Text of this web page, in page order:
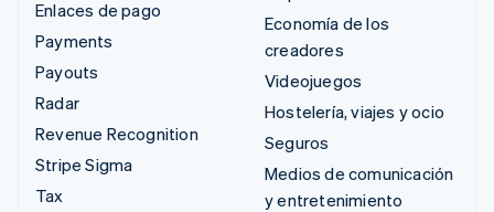
Enlaces de pago
Payments
Payouts
Radar
Revenue Recognition
Stripe Sigma
Tax
Economía de los
creadores
Videojuegos
Hostelería, viajes y ocio
Seguros
Medios de comunicación
y entretenimiento